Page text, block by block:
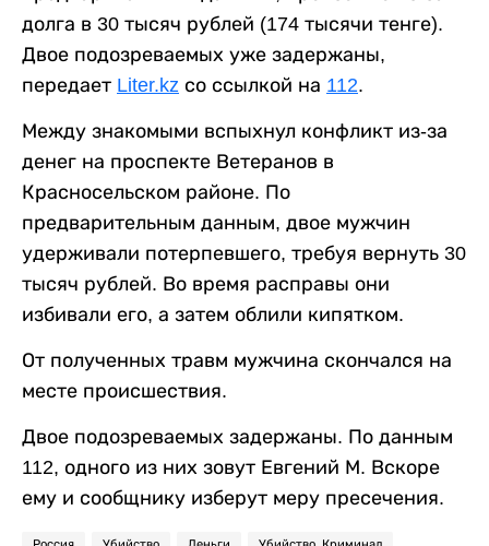
долга в 30 тысяч рублей (174 тысячи тенге).
Двое подозреваемых уже задержаны,
передает Liter.kz со ссылкой на 112.
Между знакомыми вспыхнул конфликт из-за
денег на проспекте Ветеранов в
Красносельском районе. По
предварительным данным, двое мужчин
удерживали потерпевшего, требуя вернуть 30
тысяч рублей. Во время расправы они
избивали его, а затем облили кипятком.
От полученных травм мужчина скончался на
месте происшествия.
Двое подозреваемых задержаны. По данным
112, одного из них зовут Евгений М. Вскоре
ему и сообщнику изберут меру пресечения.